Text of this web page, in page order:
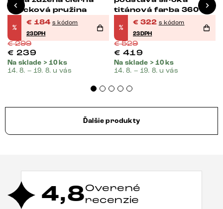
vrecková pružina
%
€ 184 s kódom
23DPH
€299
€ 239
Na sklade > 10 ks
14. 8. – 19. 8. u vás
titánová farba 360°
otočná vrecková
pružina
%
€ 322 s kódom
23DPH
€529
€ 419
Na sklade > 10 ks
14. 8. – 19. 8. u vás
Ďalšie produkty
4,8Overené
recenzie